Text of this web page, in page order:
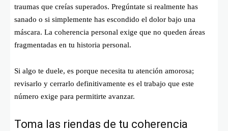
traumas que creías superados. Pregúntate si realmente has
sanado o si simplemente has escondido el dolor bajo una
máscara. La coherencia personal exige que no queden áreas
fragmentadas en tu historia personal.
Si algo te duele, es porque necesita tu atención amorosa;
revisarlo y cerrarlo definitivamente es el trabajo que este
número exige para permitirte avanzar.
Toma las riendas de tu coherencia